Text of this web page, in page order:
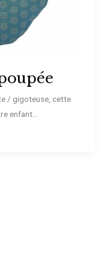
/ gigoteuse, cette
enfant...